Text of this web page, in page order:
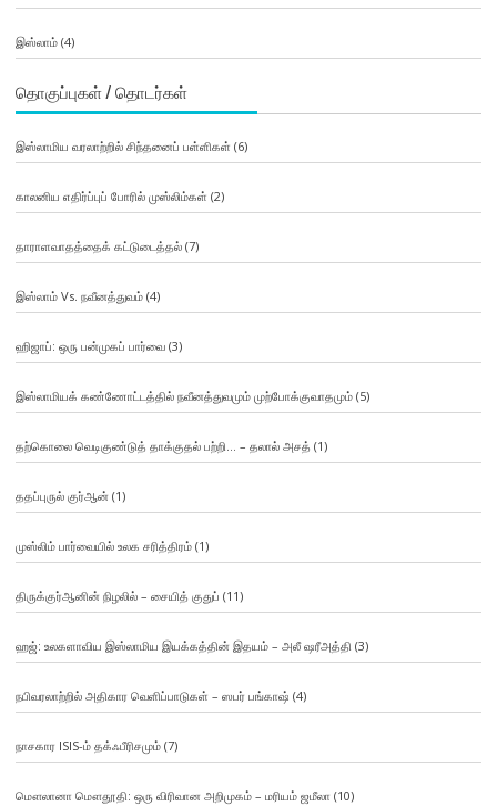
இஸ்லாம்(4)
தொகுப்புகள் / தொடர்கள்
இஸ்லாமிய வரலாற்றில் சிந்தனைப் பள்ளிகள் (6)
காலனிய எதிர்ப்புப் போரில் முஸ்லிம்கள் (2)
தாராளவாதத்தைக் கட்டுடைத்தல்(7)
இஸ்லாம் Vs. நவீனத்துவம்(4)
ஹிஜாப்: ஒரு பன்முகப் பார்வை(3)
இஸ்லாமியக் கண்ணோட்டத்தில் நவீனத்துவமும் முற்போக்குவாதமும்(5)
தற்கொலை வெடிகுண்டுத் தாக்குதல் பற்றி… – தலால் அசத் (1)
ததப்புருல் குர்ஆன் (1)
முஸ்லிம் பார்வையில் உலக சரித்திரம்(1)
திருக்குர்ஆனின் நிழலில் – சையித் குதுப் (11)
ஹஜ்: உலகளாவிய இஸ்லாமிய இயக்கத்தின் இதயம் – அலீ ஷரீஅத்தி (3)
நபிவரலாற்றில் அதிகார வெளிப்பாடுகள் – ஸபர் பங்காஷ் (4)
நாசகார ISIS-ம் தக்ஃபீரிசமும்(7)
மௌலானா மௌதூதி: ஒரு விரிவான அறிமுகம் – மரியம் ஜமீலா (10)